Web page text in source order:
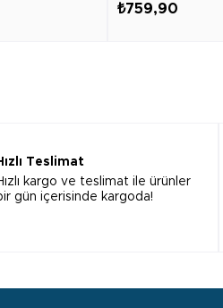
₺759,90
Teslimat
kargo ve teslimat ile ürünler
gün içerisinde kargoda!